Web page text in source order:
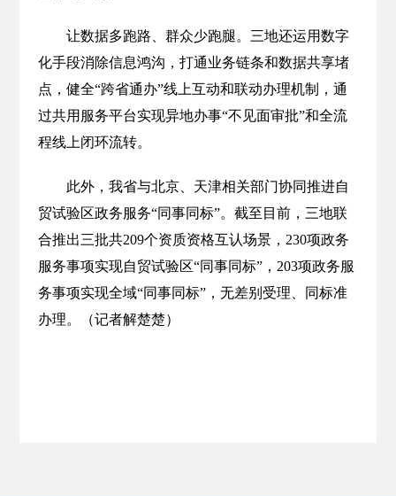
让数据多跑路、群众少跑腿。三地还运用数字
化手段消除信息鸿沟，打通业务链条和数据共享堵
点，健全“跨省通办”线上互动和联动办理机制，通
过共用服务平台实现异地办事“不见面审批”和全流
程线上闭环流转。
此外，我省与北京、天津相关部门协同推进自
贸试验区政务服务“同事同标”。截至目前，三地联
合推出三批共209个资质资格互认场景，230项政务
服务事项实现自贸试验区“同事同标”，203项政务服
务事项实现全域“同事同标”，无差别受理、同标准
办理。（记者解楚楚）